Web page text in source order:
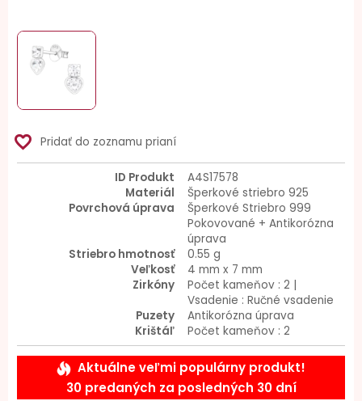
favorite_border Pridať do zoznamu prianí
ID Produkt
A4S17578
Materiál
Šperkové striebro 925
Povrchová úprava
Šperkové Striebro 999
Pokovované + Antikorózna
úprava
Striebro hmotnosť
0.55 g
Veľkosť
4 mm x 7 mm
Zirkóny
Počet kameňov : 2 |
Vsadenie : Ručné vsadenie
Puzety
Antikorózna úprava
Krištáľ
Počet kameňov : 2
Aktuálne veľmi populárny produkt!
30 predaných za posledných 30 dní